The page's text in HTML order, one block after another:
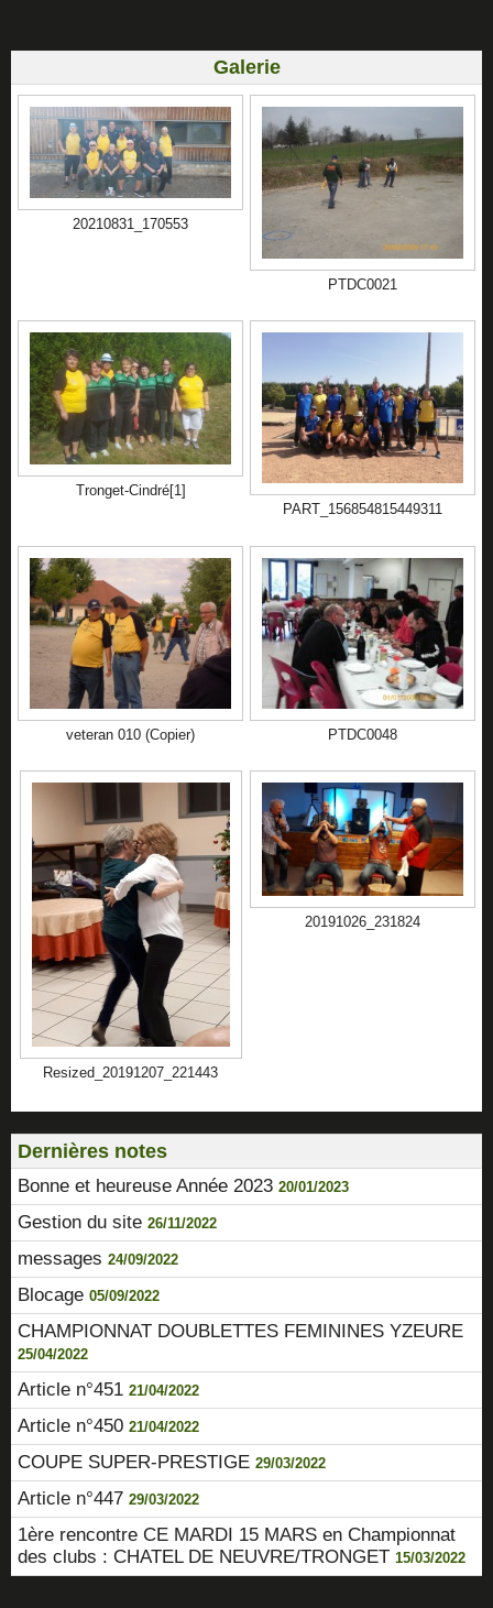
Galerie
20210831_170553
PTDC0021
Tronget-Cindré[1]
PART_156854815449311
veteran 010 (Copier) PTDC0048
Resized_20191207_221443
20191026_231824
Dernières notes
Bonne et heureuse Année 2023 20/01/2023
Gestion du site 26/11/2022
messages 24/09/2022
Blocage 05/09/2022
CHAMPIONNAT DOUBLETTES FEMININES YZEURE
25/04/2022
Article n°451 21/04/2022
Article n°450 21/04/2022
COUPE SUPER-PRESTIGE 29/03/2022
Article n°447 29/03/2022
1ère rencontre CE MARDI 15 MARS en Championnat
des clubs : CHATEL DE NEUVRE/TRONGET 15/03/2022